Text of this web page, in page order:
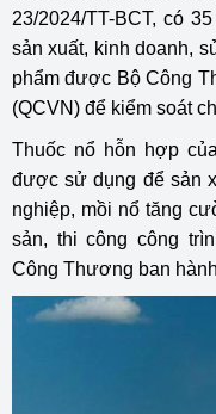
23/2024/TT-BCT, có
sản xuất, kinh doanh,
phẩm được Bộ Công
(QCVN) để kiểm soát
Thuốc nổ hỗn hợp
được sử dụng để sản
nghiệp, mồi nổ tăng
sản, thi công công
Công Thương ban